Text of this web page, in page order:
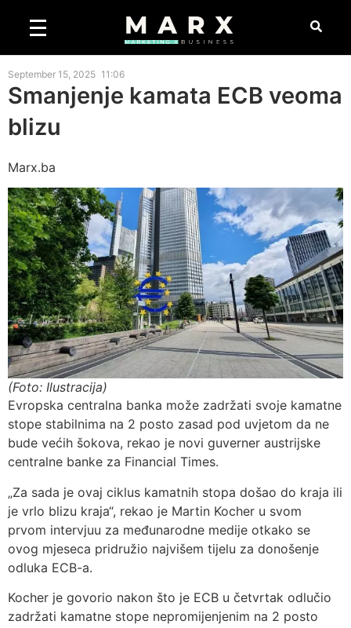
September 15, 2025 11:06
Smanjenje kamata ECB veoma
blizu
Marx.ba
(Foto: Ilustracija)
Evropska centralna banka može zadržati svoje kamatne
stope stabilnima na 2 posto zasad pod uvjetom da ne
bude većih šokova, rekao je novi guverner austrijske
centralne banke za Financial Times.
„Za sada je ovaj ciklus kamatnih stopa došao do kraja ili
je vrlo blizu kraja“, rekao je Martin Kocher u svom
prvom intervjuu za međunarodne medije otkako se
ovog mjeseca pridružio najvišem tijelu za donošenje
odluka ECB-a.
Kocher je govorio nakon što je ECB u četvrtak odlučio
zadržati kamatne stope nepromijenjenim na 2 posto